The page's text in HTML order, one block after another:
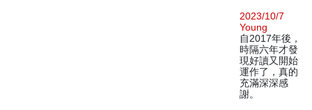
2023/10/7
Young
自2017年後，
時隔六年才發
現好讀又開始
運作了，真的
充滿深深感
謝。